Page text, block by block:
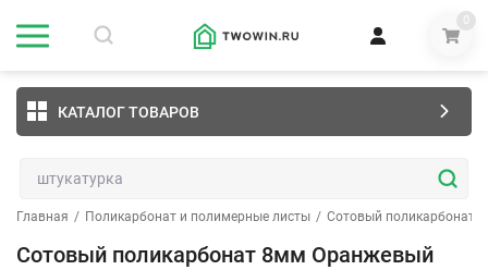
0
КАТАЛОГ ТОВАРОВ
Главная / Поликарбонат и полимерные листы / Сотовый поликарбонат
Сотовый поликарбонат 8мм Оранжевый